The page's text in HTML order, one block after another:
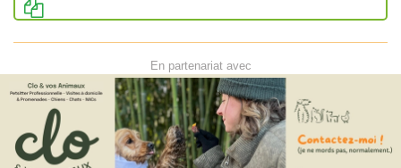
En partenariat avec